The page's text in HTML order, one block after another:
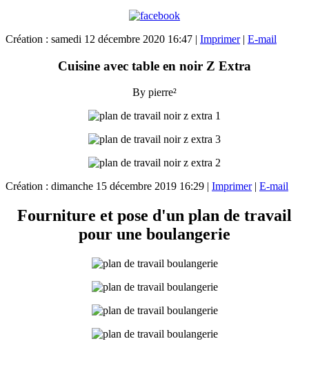
Création : samedi 12 décembre 2020 16:47 | Imprimer| E-mail
Cuisine avec table en noir Z Extra
By pierre²
Création : dimanche 15 décembre 2019 16:29 | Imprimer| E-mail
Fourniture et pose d'un plan de travail
pour une boulangerie